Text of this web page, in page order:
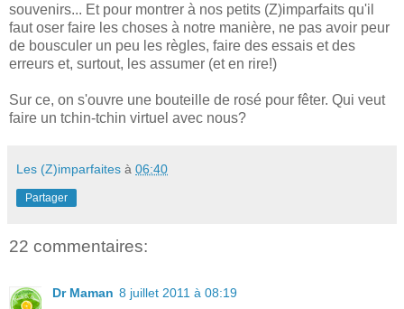
souvenirs... Et pour montrer à nos petits (Z)imparfaits qu'il
faut oser faire les choses à notre manière, ne pas avoir peur
de bousculer un peu les règles, faire des essais et des
erreurs et, surtout, les assumer (et en rire!)
Sur ce, on s'ouvre une bouteille de rosé pour fêter. Qui veut
faire un tchin-tchin virtuel avec nous?
Les (Z)imparfaites à 06:40
Partager
22 commentaires:
Dr Maman 8 juillet 2011 à 08:19